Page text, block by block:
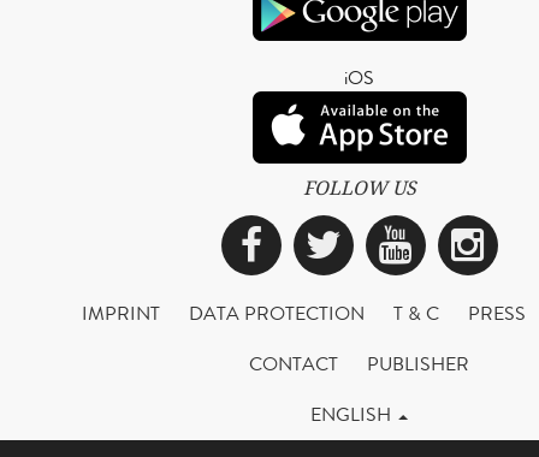
iOS
FOLLOW US
Facebook
Twitter
IMPRINT DATA PROTECTION T & C
PRESS
CONTACT
PUBLISHER
ENGLISH